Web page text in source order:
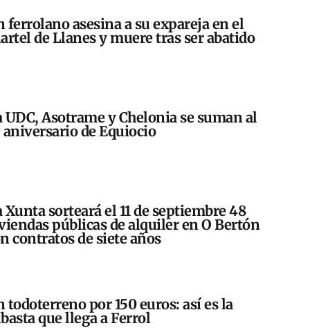
ferrolano asesina a su expareja en el
de Llanes y muere tras ser abatido
UDC, Asotrame y Chelonia se suman al
aniversario de Equiocio
Xunta sorteará el 11 de septiembre 48
públicas de alquiler en O Bertón
contratos de siete años
todoterreno por 150 euros: así es la
que llega a Ferrol